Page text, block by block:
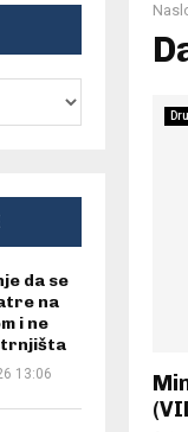
da se
na
i ne
13:06